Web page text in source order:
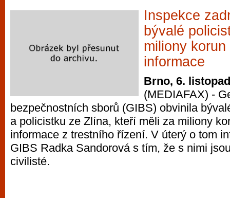
Inspekce
bývalé
miliony
informace
Brno, 6.
(MEDIAFAX) -
bezpečnostních sborů (GIBS) obvinila
a policistku ze Zlína, kteří měli za miliony
informace z trestního řízení. V úterý o tom
GIBS Radka Sandorová s tím, že s nimi
civilisté.